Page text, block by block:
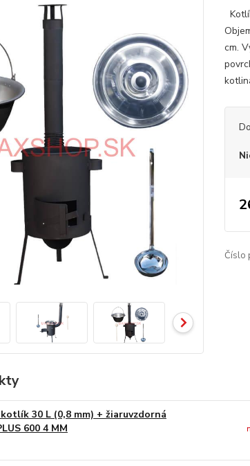
cm.
Číslo
30 L (0,8 mm) + žiaruvzdorná
600 4 MM